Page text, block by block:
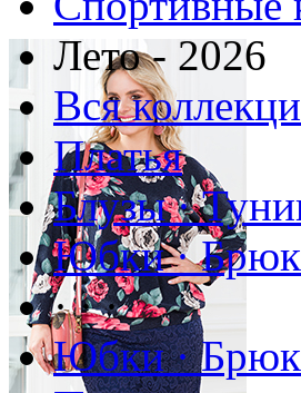
Лето - 2026
Вся
Платья
Блузы ·
Юбки ·
· · ·
Юбки ·